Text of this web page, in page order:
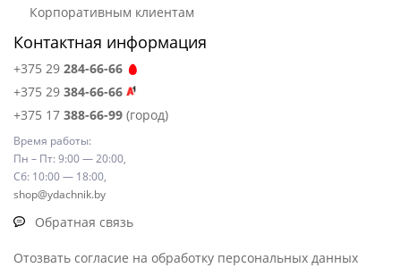
Корпоративным клиентам
Контактная информация
+375 29 284-66-66
+375 29 384-66-66
+375 17 388-66-99 (город)
Время работы:
Пн – Пт: 9:00 — 20:00,
Сб: 10:00 — 18:00,
shop@ydachnik.by
Обратная связь
Отозвать согласие на обработку персональных данных